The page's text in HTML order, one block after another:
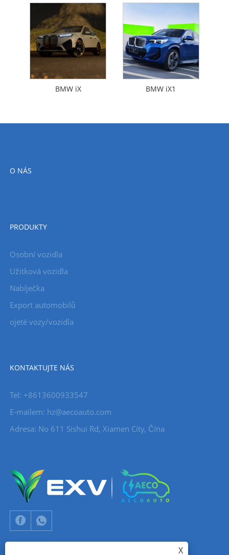
BMW iX BMW iX1
O NÁS
PRODUKTY
Osobní vozidla
Užitková vozidla
Nabíječka
Export automobilů
ojeté vozy/vozidla
KONTAKTUJTE NÁS
Tel: +8613600933547
E-mailem: hz@aecoauto.com
Adresa: No 611 Sishui Rd, Xiamen City, Čína
X